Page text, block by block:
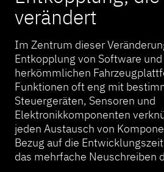
verändert
Im Zentrum dieser
Entkopplung von Software
herkömmlichen
Funktionen oft eng mit
Steuergeräten, Sensoren und
Elektronikkomponenten
jeden Austausch von
Bezug auf die
das mehrfache Neuschreiben